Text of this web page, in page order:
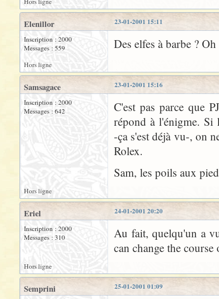
23-01-2001 15:11
Elenillor
Inscription : 2000
Messages : 559
Des elfes à barbe ?
Hors ligne
23-01-2001 15:16
Samsagace
Inscription : 2000
Messages : 642
C'est pas parce que
répond à l'énigme. Si
-ça s'est déjà vu-, on
Rolex.
Sam, les poils aux
Hors ligne
24-01-2001 20:20
Eriel
Inscription : 2000
Messages : 310
Au fait, quelqu'un a
can change the
Hors ligne
25-01-2001 01:09
Semprini